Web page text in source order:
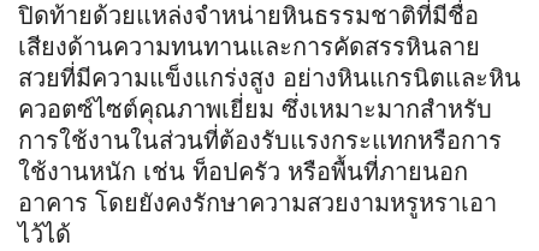
ปิดท้ายด้วยแหล่งจำหน่ายหินธรรมชาติที่มีชื่อ
เสียงด้านความทนทานและการคัดสรรหินลาย
สวยที่มีความแข็งแกร่งสูง อย่างหินแกรนิตและหิน
ควอตซ์ไซต์คุณภาพเยี่ยม ซึ่งเหมาะมากสำหรับ
การใช้งานในส่วนที่ต้องรับแรงกระแทกหรือการ
ใช้งานหนัก เช่น ท็อปครัว หรือพื้นที่ภายนอก
อาคาร โดยยังคงรักษาความสวยงามหรูหราเอา
ไว้ได้